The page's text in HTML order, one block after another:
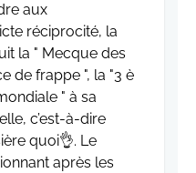
aux
réciprocité, la
la " Mecque des
de frappe ", la "3 è
" à sa
c’est-à-dire
quoi👌. Le
après les